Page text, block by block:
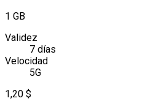
1 GB
Validez
7 días
Velocidad
5G
1,20 $